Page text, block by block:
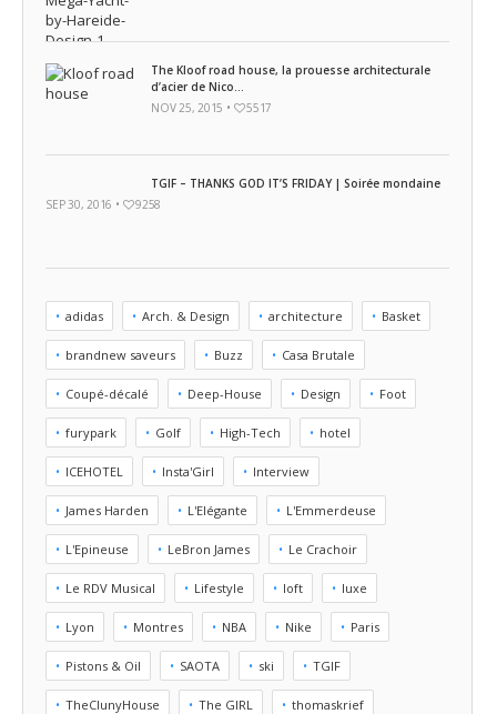
The Kloof road house, la prouesse architecturale
d’acier de Nico...
NOV 25, 2015 •
5517
TGIF – THANKS GOD IT’S FRIDAY | Soirée mondaine
SEP 30, 2016 •
9258
adidas Arch. & Design architecture Basket
brandnew saveurs Buzz Casa Brutale
Coupé-décalé Deep-House Design Foot
furypark Golf High-Tech hotel
ICEHOTEL Insta'Girl Interview
James Harden L'Elégante L'Emmerdeuse
L'Epineuse LeBron James Le Crachoir
Le RDV Musical Lifestyle loft luxe
Lyon Montres NBA Nike Paris
Pistons & Oil SAOTA ski TGIF
TheClunyHouse The GIRL thomaskrief